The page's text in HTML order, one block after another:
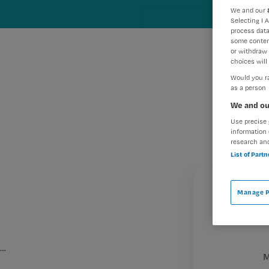
…
We and our
Selecting I
process
some
or withdraw
choices will
Would you
as a person
We and
Use
information
research
List of
Manage